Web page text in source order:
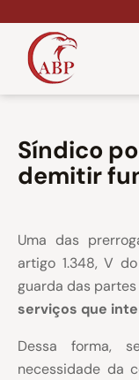
Síndico
demitir
Uma das
artigo 1.348, V
guarda das
serviços que
Dessa forma,
necessidade da